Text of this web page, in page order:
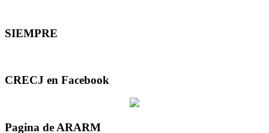
SIEMPRE
CRECJ en Facebook
Pagina de ARARM